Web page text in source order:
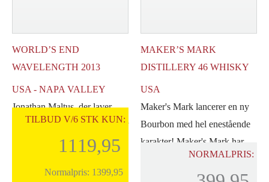
WORLD’S END
WAVELENGTH 2013
USA - NAPA VALLEY
Jonathan Maltus, der laver
100-pointsvine i St-Émilion, er
taget til Napa for at gentage
TILBUD V/6 STK KUN:
1119,95
Normalpris: 1399,95
MAKER’S MARK
DISTILLERY 46 WHISKY
USA
Maker's Mark lancerer en ny
Bourbon med hel enestående
karakter! Maker's Mark har
NORMALPRIS: